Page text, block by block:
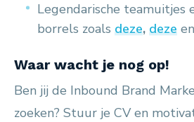
Legendarische teamuitjes
borrels zoals deze, deze en
Waar wacht je nog op!
Ben jij de Inbound Brand
zoeken? Stuur je CV en